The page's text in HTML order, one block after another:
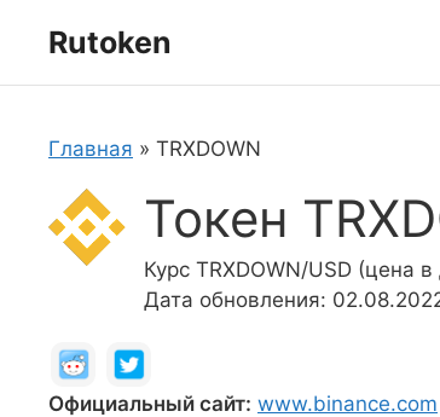
Rutoken
Главная » TRXDOWN
Токен
Курс TRXDOWN/USD (цена
Дата обновления:
Официальный сайт: www.binance.com